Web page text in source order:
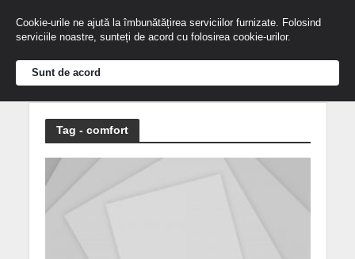
Tag - comfort
Cookie-urile ne ajută la îmbunătățirea serviciilor furnizate. Folosind
serviciile noastre, sunteți de acord cu folosirea cookie-urilor.
Sunt de acord